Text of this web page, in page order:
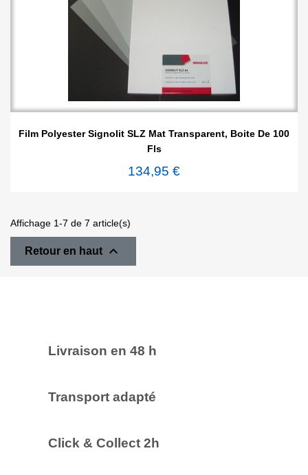
Film Polyester Signolit SLZ Mat Transparent, Boite De 100
Fls
134,95 €
Affichage 1-7 de 7 article(s)
Retour en haut 
Livraison en 48 h
Transport adapté
Click & Collect 2h